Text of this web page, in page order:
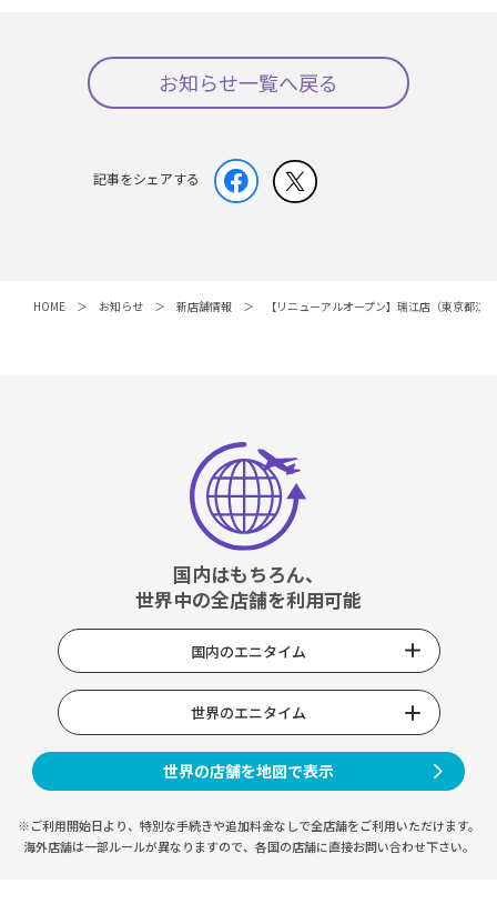
お知らせ一覧へ戻る
記事をシェアする
HOME お知らせ 新店舗情報 【リニューアルオープン】瑞江店（東京都江
国内はもちろん、
世界中の全店舗を利用可能
国内のエニタイム
世界のエニタイム
世界の店舗を地図で表示
※ご利用開始日より、特別な手続きや追加料金なしで全店舗をご利用いただけます。
海外店舗は一部ルールが異なりますので、 各国の店舗に直接お問い合わせ下さい。